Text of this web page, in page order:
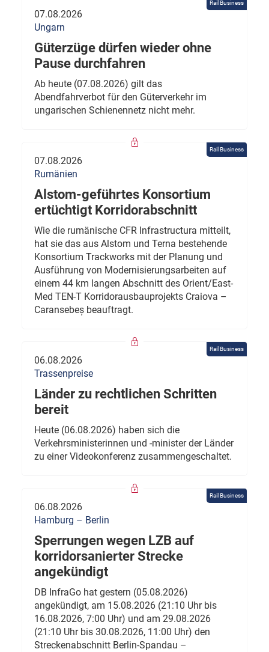
Rail Business
07.08.2026
Ungarn
Güterzüge dürfen wieder ohne
Pause durchfahren
Ab heute (07.08.2026) gilt das
Abendfahrverbot für den Güterverkehr im
ungarischen Schienennetz nicht mehr.
Rail Business
07.08.2026
Rumänien
Alstom-geführtes Konsortium
ertüchtigt Korridorabschnitt
Wie die rumänische CFR Infrastructura mitteilt,
hat sie das aus Alstom und Terna bestehende
Konsortium Trackworks mit der Planung und
Ausführung von Modernisierungsarbeiten auf
einem 44 km langen Abschnitt des Orient/East-
Med TEN-T Korridorausbauprojekts Craiova –
Caransebeș beauftragt.
Rail Business
06.08.2026
Trassenpreise
Länder zu rechtlichen Schritten
bereit
Heute (06.08.2026) haben sich die
Verkehrsministerinnen und -minister der Länder
zu einer Videokonferenz zusammengeschaltet.
Rail Business
06.08.2026
Hamburg – Berlin
Sperrungen wegen LZB auf
korridorsanierter Strecke
angekündigt
DB InfraGo hat gestern (05.08.2026)
angekündigt, am 15.08.2026 (21:10 Uhr bis
16.08.2026, 7:00 Uhr) und am 29.08.2026
(21:10 Uhr bis 30.08.2026, 11:00 Uhr) den
Streckenabschnitt Berlin-Spandau –